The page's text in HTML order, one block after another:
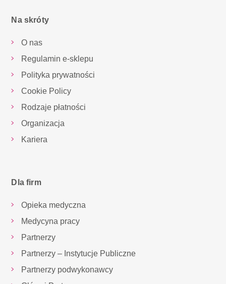
Na skróty
O nas
Regulamin e-sklepu
Polityka prywatności
Cookie Policy
Rodzaje płatności
Organizacja
Kariera
Dla firm
Opieka medyczna
Medycyna pracy
Partnerzy
Partnerzy – Instytucje Publiczne
Partnerzy podwykonawcy